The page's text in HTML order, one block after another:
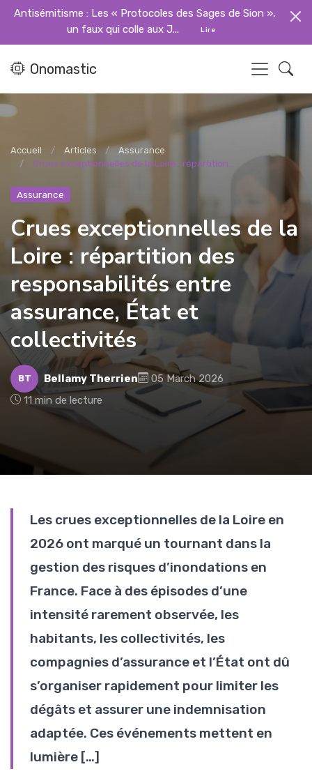
Antisémitisme : Les « Protocoles des Sages de Sion »,
un faux qui colle aux J...
Lire
Onomastic
Accueil Articles
Assurance
Crues exceptionnelles de la Loire : répartition...
Assurance
Crues exceptionnelles de la
Loire : répartition des
responsabilités entre
assurance, État et
collectivités
BT Bellamy Therrien
05 March 2026
11 min de lecture
Les crues exceptionnelles de la Loire en
2026 ont marqué un tournant dans la
gestion des risques d’inondations en
France. Face à des épisodes d’une
intensité rarement observée, les
habitants, les collectivités, les
compagnies d’assurance et l’État ont dû
s’organiser rapidement pour limiter les
dégâts et assurer une indemnisation
adaptée. Ces événements mettent en
lumière […]